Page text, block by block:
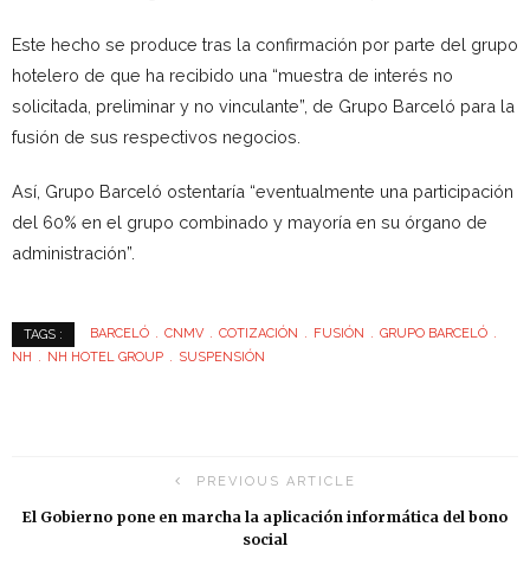
Este hecho se produce tras la confirmación por parte del grupo
hotelero de que ha recibido una “muestra de interés no
solicitada, preliminar y no vinculante”, de Grupo Barceló para la
fusión de sus respectivos negocios.
Así, Grupo Barceló ostentaría “eventualmente una participación
del 60% en el grupo combinado y mayoría en su órgano de
administración”.
TAGS : BARCELÓ CNMV COTIZACIÓN FUSIÓN
GRUPO BARCELÓ
NH
NH HOTEL GROUP SUSPENSIÓN
PREVIOUS ARTICLE
El Gobierno pone en marcha la aplicación informática del bono
social